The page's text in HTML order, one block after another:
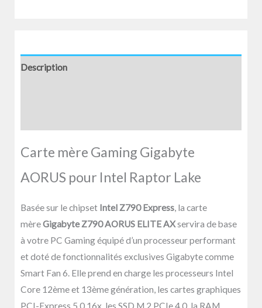
Description
Carte mère Gaming Gigabyte
AORUS pour Intel Raptor Lake
Basée sur le chipset Intel Z790 Express, la carte
mèreGigabyte Z790 AORUS ELITE AXservira de base
à votre PC Gaming équipé d’un processeur performant
et doté de fonctionnalités exclusives Gigabyte comme
Smart Fan 6. Elle prend en charge les processeurs Intel
Core 12ème et 13ème génération, les cartes graphiques
PCI-Express 5.0 16x, les SSD M.2 PCIe 4.0, la RAM